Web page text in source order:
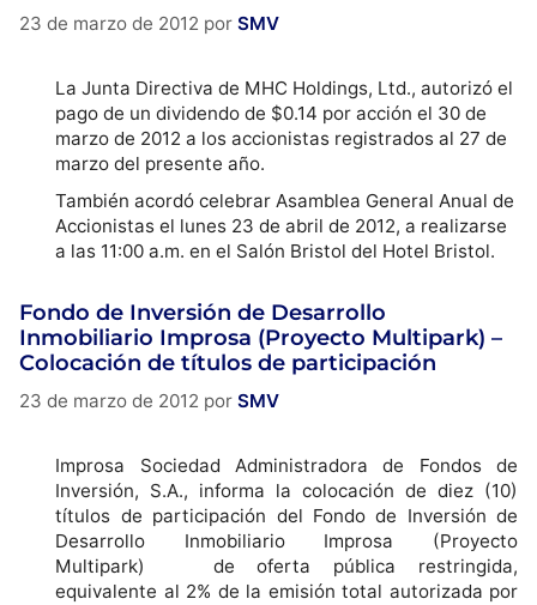
23 de marzo de 2012 por SMV
La Junta Directiva de MHC Holdings, Ltd., autorizó el
pago de un dividendo de $0.14 por acción el 30 de
marzo de 2012 a los accionistas registrados al 27 de
marzo del presente año.
También acordó celebrar Asamblea General Anual de
Accionistas el lunes 23 de abril de 2012, a realizarse
a las 11:00 a.m. en el Salón Bristol del Hotel Bristol.
Fondo de Inversión de Desarrollo
Inmobiliario Improsa (Proyecto Multipark) –
Colocación de títulos de participación
23 de marzo de 2012 por SMV
Improsa Sociedad Administradora de Fondos de
Inversión, S.A., informa la colocación de diez (10)
títulos de participación del Fondo de Inversión de
Desarrollo Inmobiliario Improsa (Proyecto
Multipark) de oferta pública restringida,
equivalente al 2% de la emisión total autorizada por